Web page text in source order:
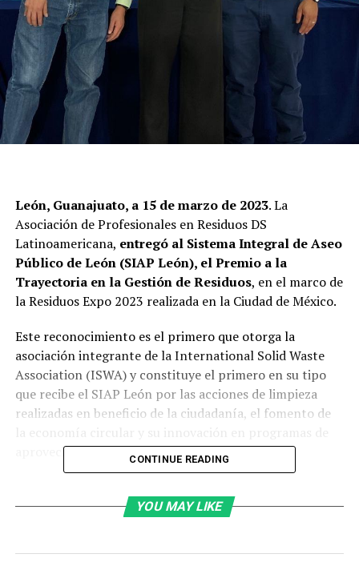
León, Guanajuato, a 15 de marzo de 2023. La
Asociación de Profesionales en Residuos DS
Latinoamericana, entregó al Sistema Integral de Aseo
Público de León (SIAP León), el Premio a la
Trayectoria en la Gestión de Residuos, en el marco de
la Residuos Expo 2023 realizada en la Ciudad de México.
Este reconocimiento es el primero que otorga la
asociación integrante de la International Solid Waste
Association (ISWA) y constituye el primero en su tipo
que recibe el SIAP León por las acciones de limpieza
realizadas en beneficio de la ciudadanía, el fomento de
aprovechamiento de residuos.
organismo internacional con la presentación de los
CONTINUE READING
YOU MAY LIKE